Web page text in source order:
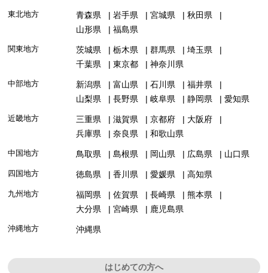
東北地方 青森県 岩手県 宮城県
秋田県
山形県
福島県
関東地方 茨城県 栃木県 群馬県
埼玉県
千葉県
東京都 神奈川県
中部地方 新潟県 富山県 石川県
福井県
山梨県
長野県 岐阜県 静岡県 愛知県
近畿地方 三重県 滋賀県 京都府
大阪府
兵庫県
奈良県 和歌山県
中国地方 鳥取県 島根県 岡山県 広島県 山口県
四国地方 徳島県 香川県 愛媛県 高知県
九州地方 福岡県 佐賀県 長崎県
熊本県
大分県
宮崎県 鹿児島県
沖縄地方 沖縄県
はじめての方へ